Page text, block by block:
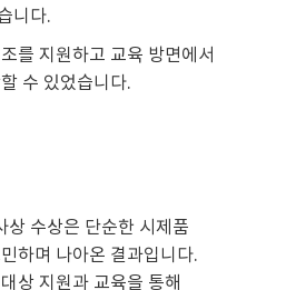
니다.
를 지원하고 교육 방면에서
수 있었습니다.
상 수상은 단순한 시제품
하며 나아온 결과입니다.
상 지원과 교육을 통해